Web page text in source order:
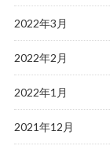
2022年3月
2022年2月
2022年1月
2021年12月